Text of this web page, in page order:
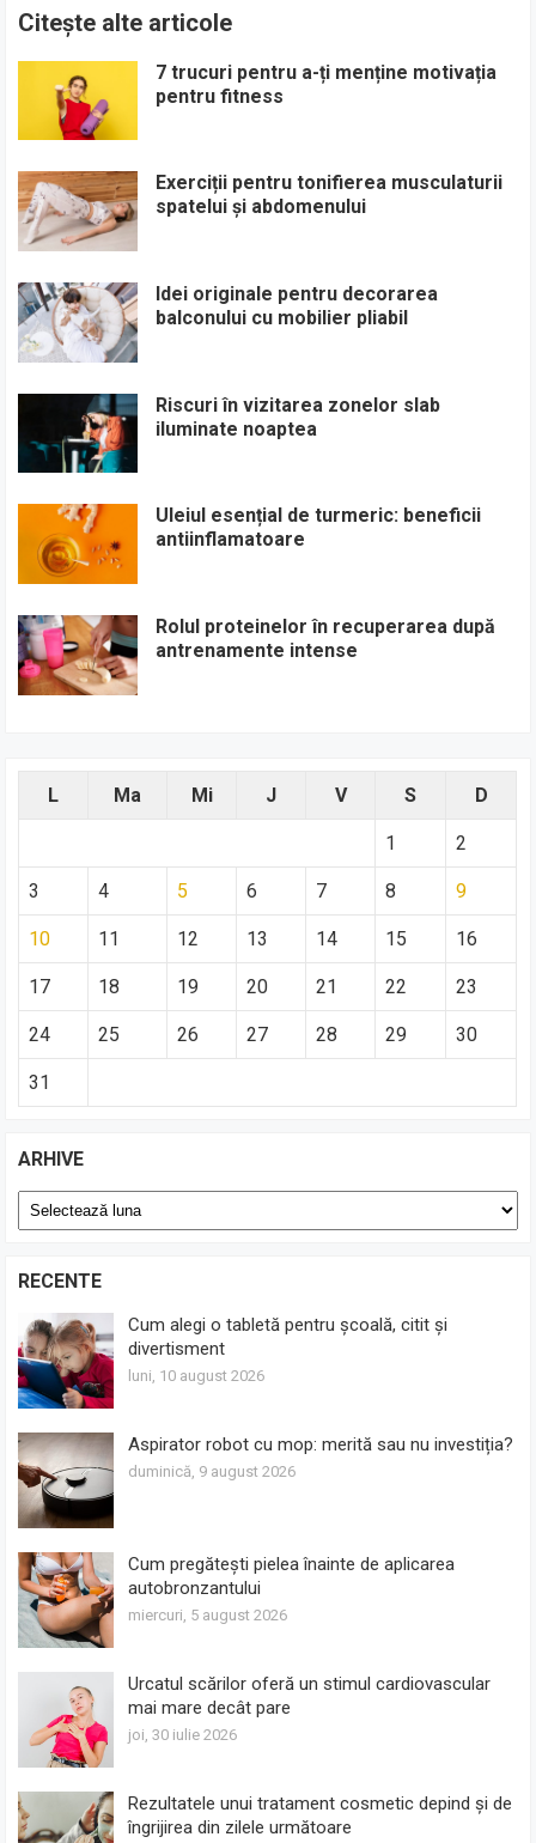
Citește alte articole
7 trucuri pentru a-ți menține motivația
pentru fitness
Exerciții pentru tonifierea musculaturii
spatelui și abdomenului
Idei originale pentru decorarea
balconului cu mobilier pliabil
Riscuri în vizitarea zonelor slab
iluminate noaptea
Uleiul esențial de turmeric: beneficii
antiinflamatoare
Rolul proteinelor în recuperarea după
antrenamente intense
L Ma Mi J V S D
1 2
3 4 5 6 7 8 9
10 11 12 13 14 15 16
17 18 19 20 21 22 23
24 25 26 27 28 29 30
31
ARHIVE
Arhive
RECENTE
Cum alegi o tabletă pentru școală, citit și
divertisment
luni, 10 august 2026
Aspirator robot cu mop: merită sau nu investiția?
duminică, 9 august 2026
Cum pregătești pielea înainte de aplicarea
autobronzantului
miercuri, 5 august 2026
Urcatul scărilor oferă un stimul cardiovascular
mai mare decât pare
joi, 30 iulie 2026
Rezultatele unui tratament cosmetic depind și de
îngrijirea din zilele următoare